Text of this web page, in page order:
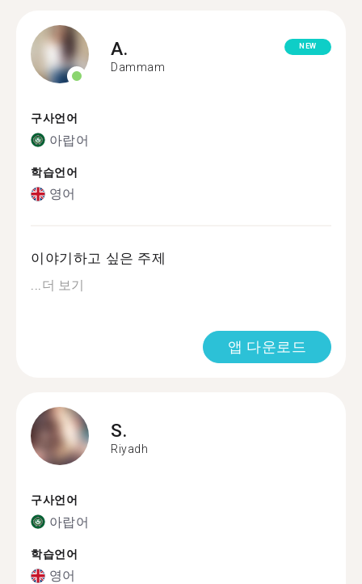
A.
Dammam
NEW
구사언어
아랍어
학습언어
영어
이야기하고 싶은 주제
...더 보기
앱 다운로드
S.
Riyadh
구사언어
아랍어
학습언어
영어